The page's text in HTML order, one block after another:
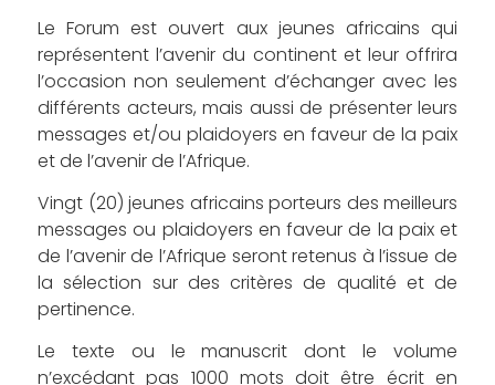
Le Forum est ouvert aux jeunes africains qui
représentent l’avenir du continent et leur offrira
l’occasion non seulement d’échanger avec les
différents acteurs, mais aussi de présenter leurs
messages et/ou plaidoyers en faveur de la paix
et de l’avenir de l’Afrique.
Vingt (20) jeunes africains porteurs des meilleurs
messages ou plaidoyers en faveur de la paix et
de l’avenir de l’Afrique seront retenus à l’issue de
la sélection sur des critères de qualité et de
pertinence.
Le texte ou le manuscrit dont le volume
n’excédant pas 1000 mots doit être écrit en